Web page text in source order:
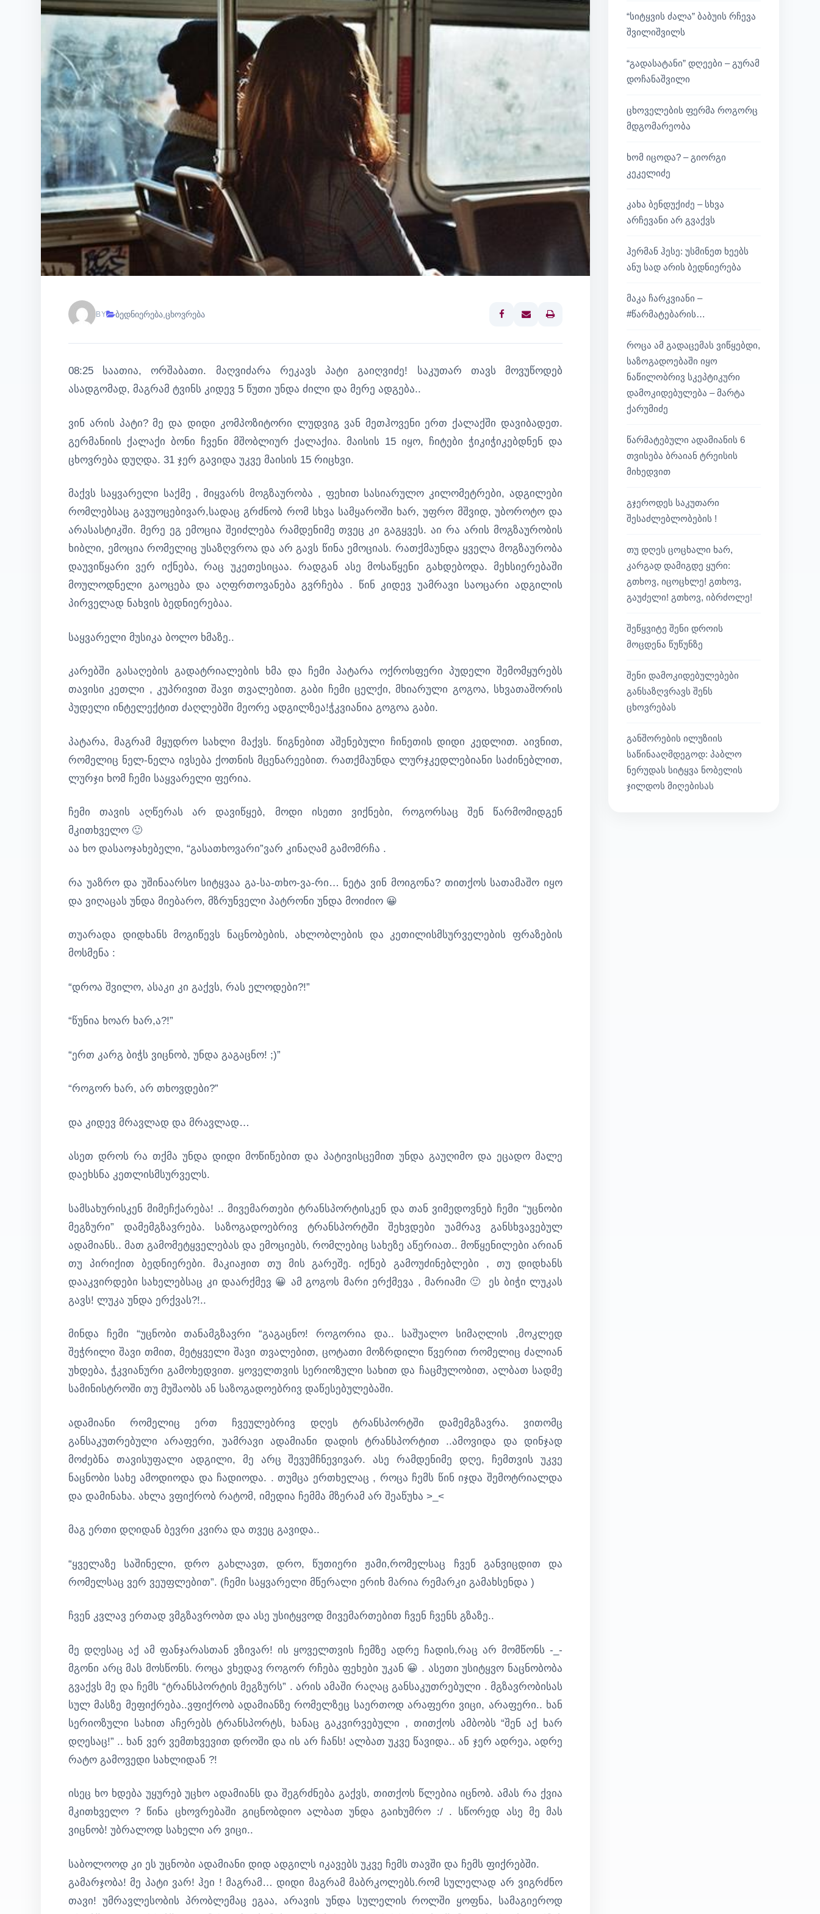
BY ბედნიერება ცხოვრება
Print
08:25 საათია, ორშაბათი. მაღვიძარა რეკავს პატი გაიღვიძე! საკუთარ თავს მოვუწოდებ
ასადგომად, მაგრამ ტვინს კიდევ 5 წუთი უნდა ძილი და მერე ადგება..
ვინ არის პატი? მე და დიდი კომპოზიტორი ლუდვიგ ვან მეთჰოვენი ერთ ქალაქში დავიბადეთ.
გერმანიის ქალაქი ბონი ჩვენი მშობლიურ ქალაქია. მაისის 15 იყო, ჩიტები ჭიკიჭიკებდნენ და
ცხოვრება დუღდა. 31 ჯერ გავიდა უკვე მაისის 15 რიცხვი.
მაქვს საყვარელი საქმე , მიყვარს მოგზაურობა , ფეხით სასიარულო კილომეტრები, ადგილები
რომლებსაც გავუოცებივარ,სადაც გრძნობ რომ სხვა სამყაროში ხარ, უფრო მშვიდ, უბოროტო და
არასასტიკში. მერე ეგ ემოცია შეიძლება რამდენიმე თვეც კი გაგყვეს. აი რა არის მოგზაურობის
ხიბლი, ემოცია რომელიც უსაზღვროა და არ გავს წინა ემოციას. რათქმაუნდა ყველა მოგზაურობა
დაუვიწყარი ვერ იქნება, რაც უკეთესიცაა. რადგან ასე მოსაწყენი გახდებოდა. მეხსიერებაში
მოულოდნელი გაოცება და აღფრთოვანება გვრჩება . წინ კიდევ უამრავი საოცარი ადგილის
პირველად ნახვის ბედნიერებაა.
საყვარელი მუსიკა ბოლო ხმაზე..
კარებში გასაღების გადატრიალების ხმა და ჩემი პატარა ოქროსფერი პუდელი შემომყურებს
თავისი კეთლი , კუპრივით შავი თვალებით. გაბი ჩემი ცელქი, მხიარული გოგოა, სხვათაშორის
პუდელი ინტელექტით ძაღლებში მეორე ადგილზეა!ჭკვიანია გოგოა გაბი.
პატარა, მაგრამ მყუდრო სახლი მაქვს. წიგნებით აშენებული ჩინეთის დიდი კედლით. აივნით,
რომელიც ნელ-ნელა ივსება ქოთნის მცენარეებით. რათქმაუნდა ლურჯკედლებიანი საძინებლით,
ლურჯი ხომ ჩემი საყვარელი ფერია.
ჩემი თავის აღწერას არ დავიწყებ, მოდი ისეთი ვიქნები, როგორსაც შენ წარმომიდგენ
მკითხველო 🙂
აა ხო დასაოჯახებელი, “გასათხოვარი”ვარ კინაღამ გამომრჩა .
რა უაზრო და უშინაარსო სიტყვაა გა-სა-თხო-ვა-რი… ნეტა ვინ მოიგონა? თითქოს სათამაშო იყო
და ვიღაცას უნდა მიებარო, მზრუნველი პატრონი უნდა მოიძიო 😀
თუარადა დიდხანს მოგიწევს ნაცნობების, ახლობლების და კეთილისმსურველების ფრაზების
მოსმენა :
“დროა შვილო, ასაკი კი გაქვს, რას ელოდები?!”
“წუნია ხოარ ხარ,ა?!”
“ერთ კარგ ბიჭს ვიცნობ, უნდა გაგაცნო! ;)”
“როგორ ხარ, არ თხოვდები?”
და კიდევ მრავლად და მრავლად…
ასეთ დროს რა თქმა უნდა დიდი მოწიწებით და პატივისცემით უნდა გაუღიმო და ეცადო მალე
დაეხსნა კეთლისმსურველს.
სამსახურისკენ მიმეჩქარება! .. მივემართები ტრანსპორტისკენ და თან ვიმედოვნებ ჩემი “უცნობი
მეგზური” დამემგზავრება. საზოგადოებრივ ტრანსპორტში შეხვდები უამრავ განსხვავებულ
ადამიანს.. მათ გამომეტყველებას და ემოციებს, რომლებიც სახეზე აწერიათ.. მოწყენილები არიან
თუ პირიქით ბედნიერები. მაკიაჟით თუ მის გარეშე. იქნებ გამოუძინებლები , თუ დიდხანს
დააკვირდები სახელებსაც კი დაარქმევ 😀 ამ გოგოს მარი ერქმევა , მარიამი 🙂 ეს ბიჭი ლუკას
გავს! ლუკა უნდა ერქვას?!..
მინდა ჩემი “უცნობი თანამგზავრი “გაგაცნო! როგორია და.. საშუალო სიმაღლის ,მოკლედ
შეჭრილი შავი თმით, მეტყველი შავი თვალებით, ცოტათი მოზრდილი წვერით რომელიც ძალიან
უხდება, ჭკვიანური გამოხედვით. ყოველთვის სერიოზული სახით და ჩაცმულობით, ალბათ სადმე
სამინისტროში თუ მუშაობს ან საზოგადოებრივ დაწესებულებაში.
ადამიანი რომელიც ერთ ჩვეულებრივ დღეს ტრანსპორტში დამემგზავრა. ვითომც
განსაკუთრებული არაფერი, უამრავი ადამიანი დადის ტრანსპორტით ..ამოვიდა და დინჯად
მოძებნა თავისუფალი ადგილი, მე არც შევუმჩნევივარ. ასე რამდენიმე დღე, ჩემთვის უკვე
ნაცნობი სახე ამოდიოდა და ჩადიოდა. . თუმცა ერთხელაც , როცა ჩემს წინ იჯდა შემოტრიალდა
და დამინახა. ახლა ვფიქრობ რატომ, იმედია ჩემმა მზერამ არ შეაწუხა >_<
მაგ ერთი დღიდან ბევრი კვირა და თვეც გავიდა..
“ყველაზე საშინელი, დრო გახლავთ, დრო, წუთიერი ჟამი,რომელსაც ჩვენ განვიცდით და
რომელსაც ვერ ვეუფლებით”. (ჩემი საყვარელი მწერალი ერიხ მარია რემარკი გამახსენდა )
ჩვენ კვლავ ერთად ვმგზავრობთ და ასე უსიტყვოდ მივემართებით ჩვენ ჩვენს გზაზე..
მე დღესაც აქ ამ ფანჯარასთან ვზივარ! ის ყოველთვის ჩემზე ადრე ჩადის,რაც არ მომწონს -_-
მგონი არც მას მოსწონს. როცა ვხედავ როგორ რჩება ფეხები უკან 😀 . ასეთი უსიტყვო ნაცნობობა
გვაქვს მე და ჩემს “ტრანსპორტის მეგზურს” . არის ამაში რაღაც განსაკუთრებული . მგზავრობისას
სულ მასზე მეფიქრება..ვფიქრობ ადამიანზე რომელზეც საერთოდ არაფერი ვიცი, არაფერი.. ხან
სერიოზული სახით აჩერებს ტრანსპორტს, ხანაც გაკვირვებული , თითქოს ამბობს “შენ აქ ხარ
დღესაც!” .. ხან ვერ ვემთხვევით დროში და ის არ ჩანს! ალბათ უკვე წავიდა.. ან ჯერ ადრეა, ადრე
რატო გამოვედი სახლიდან ?!
ისეც ხო ხდება უყურებ უცხო ადამიანს და შეგრძნება გაქვს, თითქოს წლებია იცნობ. ამას რა ქვია
მკითხველო ? წინა ცხოვრებაში გიცნობდიო ალბათ უნდა გაიხუმრო :/ . სწორედ ასე მე მას
ვიცნობ! უბრალოდ სახელი არ ვიცი..
საბოლოოდ კი ეს უცნობი ადამიანი დიდ ადგილს იკავებს უკვე ჩემს თავში და ჩემს ფიქრებში.
გამარჯობა! მე პატი ვარ! ჰეი ! მაგრამ… დიდი მაგრამ მაბრკოლებს.რომ სულელად არ ვიგრძნო
თავი! უმრავლესობის პრობლემაც ეგაა, არავის უნდა სულელის როლში ყოფნა, სამაგიეროდ
“სიტყვის ძალა” ბაბუის რჩევა
შვილიშვილს
“გადასატანი” დღეები – გურამ
დოჩანაშვილი
ცხოველების ფერმა როგორც
მდგომარეობა
ხომ იცოდა? – გიორგი
კეკელიძე
კახა ბენდუქიძე – სხვა
არჩევანი არ გვაქვს
ჰერმან ჰესე: უსმინეთ ხეებს
ანუ სად არის ბედნიერება
მაკა ჩარკვიანი –
#წარმატებარის…
როცა ამ გადაცემას ვიწყებდი,
საზოგადოებაში იყო
ნაწილობრივ სკეპტიკური
დამოკიდებულება – მარტა
ქარუმიძე
წარმატებული ადამიანის 6
თვისება ბრაიან ტრეისის
მიხედვით
გჯეროდეს საკუთარი
შესაძლებლობების !
თუ დღეს ცოცხალი ხარ,
კარგად დამიგდე ყური:
გთხოვ, იცოცხლე! გთხოვ,
გაუძელი! გთხოვ, იბრძოლე!
შეწყვიტე შენი დროის
მოცდენა წუწუნზე
შენი დამოკიდებულებები
განსაზღვრავს შენს
ცხოვრებას
განშორების ილუზიის
საწინააღმდეგოდ: პაბლო
ნერუდას სიტყვა ნობელის
ჯილდოს მიღებისას